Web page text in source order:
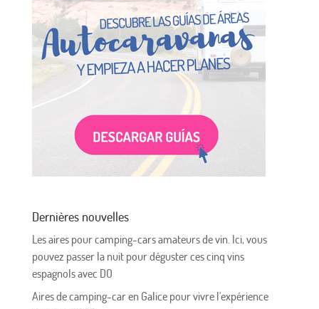
Dernières nouvelles
Les aires pour camping-cars amateurs de vin. Ici, vous
pouvez passer la nuit pour déguster ces cinq vins
espagnols avec DO
Aires de camping-car en Galice pour vivre l'expérience